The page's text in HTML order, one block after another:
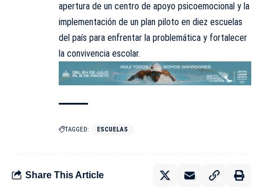
apertura de un centro de apoyo psicoemocional y la
implementación de un plan piloto en diez escuelas
del país para enfrentar la problemática y fortalecer
la convivencia escolar.
TAGGED: ESCUELAS
Share This Article